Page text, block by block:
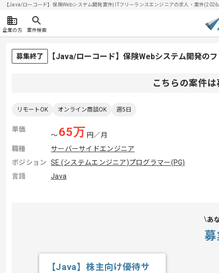
【Java/ローコード】保険Webシステム開発案件| ITフリーランスエンジニアの求人・案件
企業の方 案件検索
募集終了 【Java/ローコード】保険Webシステム開発の
こちらの案件
リモートOK オンライン商談OK 週5日
単価
〜65万 円／月
職種
サーバーサイドエンジニア
ポジション
SE (システムエンジニア)プログラマー(PG)
言語
Java
あ
【Java】株主向け優待サ